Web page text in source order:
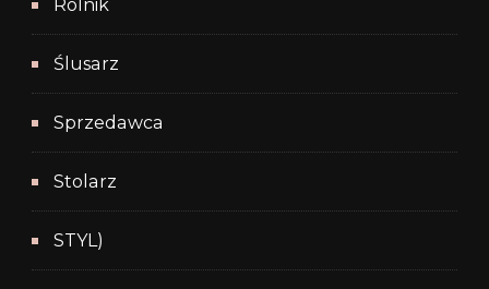
Rolnik
Ślusarz
Sprzedawca
Stolarz
STYL)